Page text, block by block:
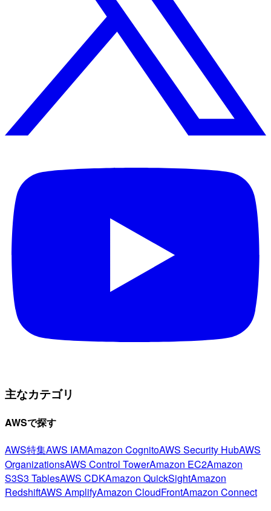
主なカテゴリ
AWSで探す
AWS特集AWS IAMAmazon CognitoAWS Security HubAWS
OrganizationsAWS Control TowerAmazon EC2Amazon
S3S3 TablesAWS CDKAmazon QuickSightAmazon
RedshiftAWS AmplifyAmazon CloudFrontAmazon Connect